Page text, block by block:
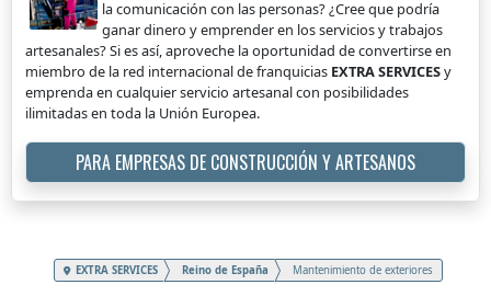
la comunicación con las personas? ¿Cree que podría
ganar dinero y emprender en los servicios y trabajos
artesanales? Si es así, aproveche la oportunidad de convertirse en
miembro de la red internacional de franquicias EXTRA SERVICESy
emprenda en cualquier servicio artesanal con posibilidades
ilimitadas en toda la Unión Europea.
PARA EMPRESAS DE CONSTRUCCIÓN Y ARTESANOS
EXTRA SERVICES Reino de España Mantenimiento de exteriores